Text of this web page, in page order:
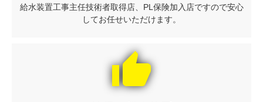
給水装置工事主任技術者取得店、PL保険加入店ですので安心
してお任せいただけます。
thumb_up